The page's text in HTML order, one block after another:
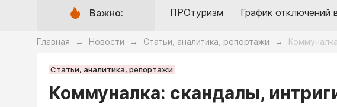
Важно: ПРОтуризм График отключений
Главная → Новости → Статьи, аналитика, репортажи →
Статьи, аналитика, репортажи
Коммуналка: скандалы,